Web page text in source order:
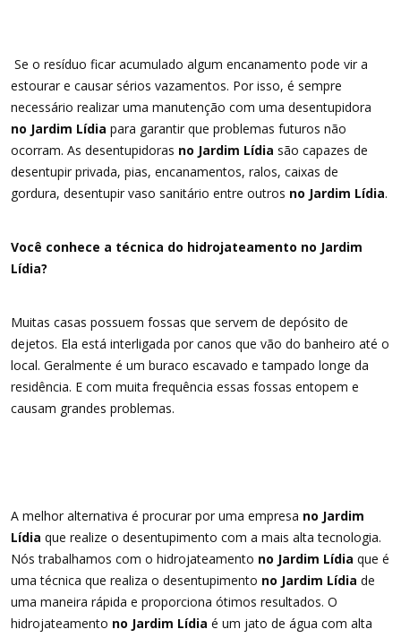
Se o resíduo ficar acumulado algum encanamento pode vir a
estourar e causar sérios vazamentos. Por isso, é sempre
necessário realizar uma manutenção com uma desentupidora
no Jardim Lídia para garantir que problemas futuros não
ocorram. As desentupidoras no Jardim Lídia são capazes de
desentupir privada, pias, encanamentos, ralos, caixas de
gordura, desentupir vaso sanitário entre outros no Jardim Lídia.
Você conhece a técnica do hidrojateamento no Jardim
Lídia?
Muitas casas possuem fossas que servem de depósito de
dejetos. Ela está interligada por canos que vão do banheiro até o
local. Geralmente é um buraco escavado e tampado longe da
residência. E com muita frequência essas fossas entopem e
causam grandes problemas.
A melhor alternativa é procurar por uma empresa no Jardim
Lídia que realize o desentupimento com a mais alta tecnologia.
Nós trabalhamos com o hidrojateamento no Jardim Lídia que é
uma técnica que realiza o desentupimento no Jardim Lídia de
uma maneira rápida e proporciona ótimos resultados. O
hidrojateamento no Jardim Lídia é um jato de água com alta